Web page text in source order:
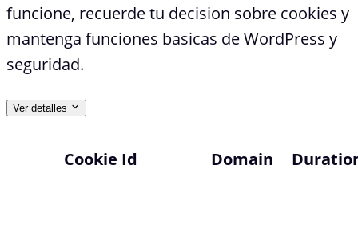
funcione, recuerde tu decision sobre cookies y
mantenga funciones basicas de WordPress y
seguridad.
Ver detalles
Cookie Id Domain